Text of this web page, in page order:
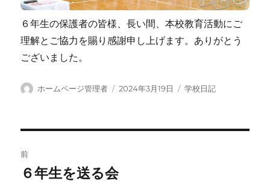
６年生の保護者の皆様、長い間、本校教育活動にご
理解とご協力を賜り感謝申し上げます。ありがとう
ございました。
投
ホームページ管理者
投
2024年3月19日
カ
学校日記
稿
前
前
６年生を送る会